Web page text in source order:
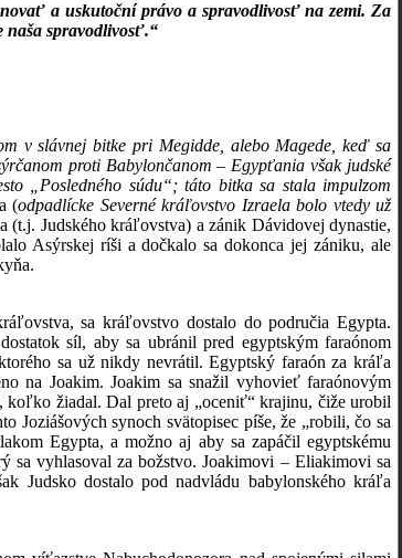
a uskutoční právo a spravodlivosť na zemi. Za
naša spravodlivosť.“
v slávnej bitke pri Megidde, alebo Magede, keď sa
proti Babylončanom – Egypťania však judské
„Posledného súdu“; táto bitka sa stala impulzom
(odpadlícke Severné kráľovstvo Izraela bolo vtedy už
(t.j. Judského kráľovstva) a zánik Dávidovej dynastie,
Asýrskej ríši a dočkalo sa dokonca jej zániku, ale
sa kráľovstvo dostalo do područia Egypta.
síl, aby sa ubránil pred egyptským faraónom
sa už nikdy nevrátil. Egyptský faraón za kráľa
na Joakim. Joakim sa snažil vyhovieť faraónovým
žiadal. Dal preto aj „oceniť“ krajinu, čiže urobil
synoch svätopisec píše, že „robili, čo sa
Egypta, a možno aj aby sa zapáčil egyptskému
sa vyhlasoval za božstvo. Joakimovi – Eliakimovi sa
Judsko dostalo pod nadvládu babylonského kráľa